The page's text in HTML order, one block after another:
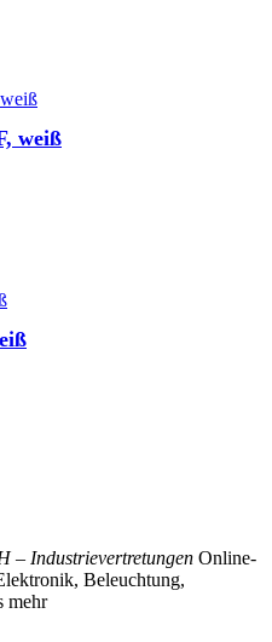
weiß
– Industrievertretungen Online-
Beleuchtung,
mehr